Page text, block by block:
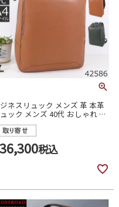
ネスリュック メンズ 革 本革
ック メンズ 40代 おしゃれ ブ
ド 30代 おすすめ 50代 ビジネ
バッグ 大容量 レザー かっこい
スタイリッシュ 高級 シンプル
ュアル リュックサック 人気
36,300税込